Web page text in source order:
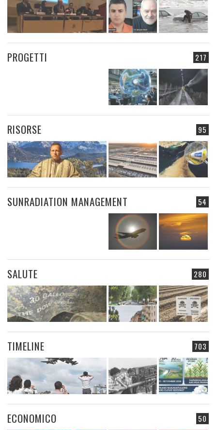
217
PROGETTI
95
RISORSE
54
SUNRADIATION MANAGEMENT
280
SALUTE
703
TIMELINE
50
ECONOMICO